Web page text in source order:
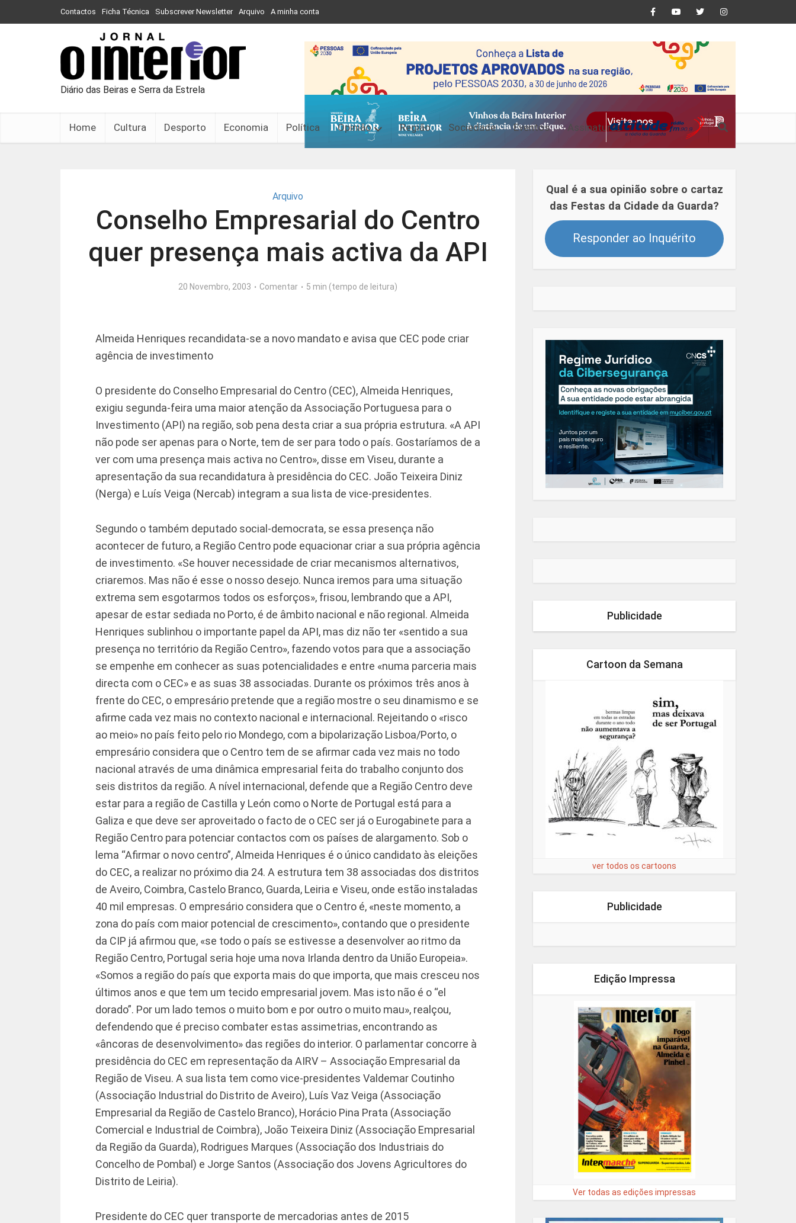
Contactos Ficha Técnica Subscrever Newsletter Arquivo A minha conta
Diário das Beiras e Serra da Estrela
Home Cultura Desporto Economia Política Opinião Região Sociedade Eventos Assinaturas
Arquivo
Conselho Empresarial do Centro
quer presença mais activa da API
20 Novembro, 2003 Comentar 5 min (tempo de leitura)
Almeida Henriques recandidata-se a novo mandato e avisa que CEC pode criar
agência de investimento
O presidente do Conselho Empresarial do Centro (CEC), Almeida Henriques,
exigiu segunda-feira uma maior atenção da Associação Portuguesa para o
Investimento (API) na região, sob pena desta criar a sua própria estrutura. «A API
não pode ser apenas para o Norte, tem de ser para todo o país. Gostaríamos de a
ver com uma presença mais activa no Centro», disse em Viseu, durante a
apresentação da sua recandidatura à presidência do CEC. João Teixeira Diniz
(Nerga) e Luís Veiga (Nercab) integram a sua lista de vice-presidentes.
Segundo o também deputado social-democrata, se essa presença não
acontecer de futuro, a Região Centro pode equacionar criar a sua própria agência
de investimento. «Se houver necessidade de criar mecanismos alternativos,
criaremos. Mas não é esse o nosso desejo. Nunca iremos para uma situação
extrema sem esgotarmos todos os esforços», frisou, lembrando que a API,
apesar de estar sediada no Porto, é de âmbito nacional e não regional. Almeida
Henriques sublinhou o importante papel da API, mas diz não ter «sentido a sua
presença no território da Região Centro», fazendo votos para que a associação
se empenhe em conhecer as suas potencialidades e entre «numa parceria mais
directa com o CEC» e as suas 38 associadas. Durante os próximos três anos à
frente do CEC, o empresário pretende que a região mostre o seu dinamismo e se
afirme cada vez mais no contexto nacional e internacional. Rejeitando o «risco
ao meio» no país feito pelo rio Mondego, com a bipolarização Lisboa/Porto, o
empresário considera que o Centro tem de se afirmar cada vez mais no todo
nacional através de uma dinâmica empresarial feita do trabalho conjunto dos
seis distritos da região. A nível internacional, defende que a Região Centro deve
estar para a região de Castilla y León como o Norte de Portugal está para a
Galiza e que deve ser aproveitado o facto de o CEC ser já o Eurogabinete para a
Região Centro para potenciar contactos com os países de alargamento. Sob o
lema “Afirmar o novo centro”, Almeida Henriques é o único candidato às eleições
do CEC, a realizar no próximo dia 24. A estrutura tem 38 associadas dos distritos
de Aveiro, Coimbra, Castelo Branco, Guarda, Leiria e Viseu, onde estão instaladas
40 mil empresas. O empresário considera que o Centro é, «neste momento, a
zona do país com maior potencial de crescimento», contando que o presidente
da CIP já afirmou que, «se todo o país se estivesse a desenvolver ao ritmo da
Região Centro, Portugal seria hoje uma nova Irlanda dentro da União Europeia».
«Somos a região do país que exporta mais do que importa, que mais cresceu nos
últimos anos e que tem um tecido empresarial jovem. Mas isto não é o “el
dorado”. Por um lado temos o muito bom e por outro o muito mau», realçou,
defendendo que é preciso combater estas assimetrias, encontrando as
«âncoras de desenvolvimento» das regiões do interior. O parlamentar concorre à
presidência do CEC em representação da AIRV – Associação Empresarial da
Região de Viseu. A sua lista tem como vice-presidentes Valdemar Coutinho
(Associação Industrial do Distrito de Aveiro), Luís Vaz Veiga (Associação
Empresarial da Região de Castelo Branco), Horácio Pina Prata (Associação
Comercial e Industrial de Coimbra), João Teixeira Diniz (Associação Empresarial
da Região da Guarda), Rodrigues Marques (Associação dos Industriais do
Concelho de Pombal) e Jorge Santos (Associação dos Jovens Agricultores do
Distrito de Leiria).
Presidente do CEC quer transporte de mercadorias antes de 2015
Qual é a sua opinião sobre o cartaz
das Festas da Cidade da Guarda?
Responder ao Inquérito
Publicidade
Cartoon da Semana
ver todos os cartoons
Publicidade
Edição Impressa
Ver todas as edições impressas